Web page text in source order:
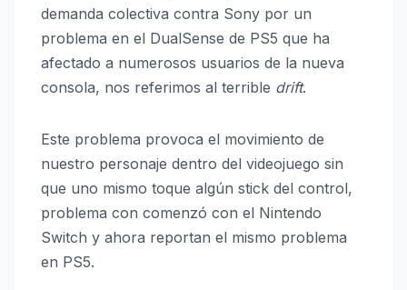
demanda colectiva contra Sony por un
problema en el DualSense de PS5 que ha
afectado a numerosos usuarios de la nueva
consola, nos referimos al terrible drift.
Este problema provoca el movimiento de
nuestro personaje dentro del videojuego sin
que uno mismo toque algún stick del control,
problema con comenzó con el Nintendo
Switch y ahora reportan el mismo problema
en PS5.